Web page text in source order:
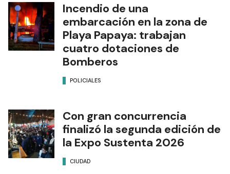
Incendio de una
embarcación en la zona de
Playa Papaya: trabajan
cuatro dotaciones de
Bomberos
POLICIALES
Con gran concurrencia
finalizó la segunda edición de
la Expo Sustenta 2026
CIUDAD